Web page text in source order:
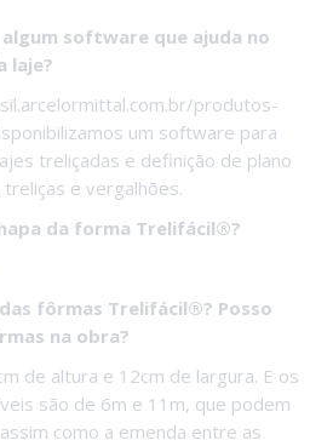
software que ajuda no
laje?
produtos-
um software para
treliçadas e definição de plano
e vergalhões.
da forma Trelifácil®?
fôrmas Trelifácil®? Posso
na obra?
de altura e 12cm de largura. E os
são de 6m e 11m, que podem
como a emenda entre as